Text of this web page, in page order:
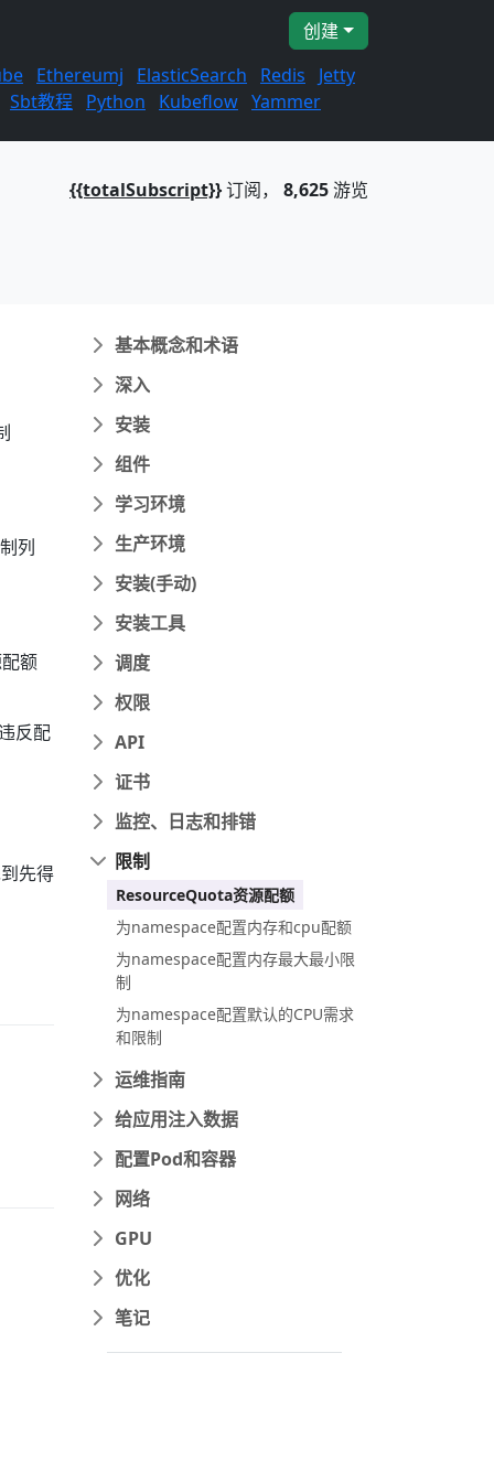
创建
Ethereumj ElasticSearch Redis
Jetty
Sbt教程
Python Kubeflow Yammer
{{totalSubscript}}订阅， 8,625游览
列
额
反配
先得
基本概念和术语
深入
安装
组件
学习环境
生产环境
安装(手动)
安装工具
调度
权限
API
证书
监控、日志和排错
限制
ResourceQuota资源配额
为namespace配置内存和cpu配额
为namespace配置内存最大最小限
制
为namespace配置默认的CPU需求
和限制
运维指南
给应用注入数据
配置Pod和容器
网络
GPU
优化
笔记